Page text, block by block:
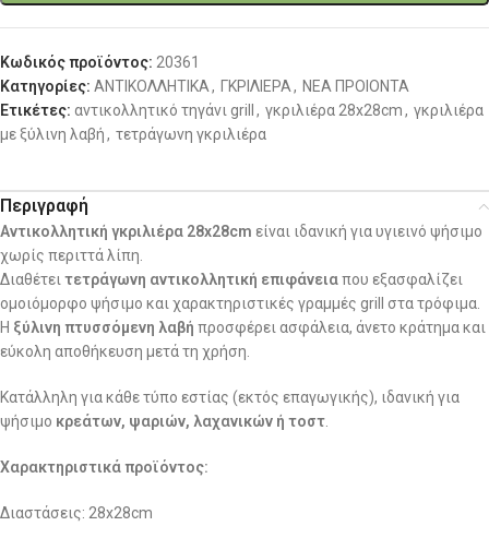
Κωδικός προϊόντος: 20361
Κατηγορίες: ΑΝΤΙΚΟΛΛΗΤΙΚΑ, ΓΚΡΙΛΙΕΡΑ, ΝΕΑ ΠΡΟΙΟΝΤΑ
Ετικέτες: αντικολλητικό τηγάνι grill , γκριλιέρα 28x28cm, γκριλιέρα
με ξύλινη λαβή, τετράγωνη γκριλιέρα
Περιγραφή
Αντικολλητική γκριλιέρα 28x28cm είναι ιδανική για υγιεινό ψήσιμο
χωρίς περιττά λίπη.
Διαθέτει τετράγωνη αντικολλητική επιφάνειαπου εξασφαλίζει
ομοιόμορφο ψήσιμο και χαρακτηριστικές γραμμές grill στα τρόφιμα.
Η ξύλινη πτυσσόμενη λαβή προσφέρει ασφάλεια, άνετο κράτημα και
εύκολη αποθήκευση μετά τη χρήση.
Κατάλληλη για κάθε τύπο εστίας (εκτός επαγωγικής), ιδανική για
ψήσιμο κρεάτων, ψαριών, λαχανικών ή τοστ
Χαρακτηριστικά προϊόντος:
Διαστάσεις: 28x28cm